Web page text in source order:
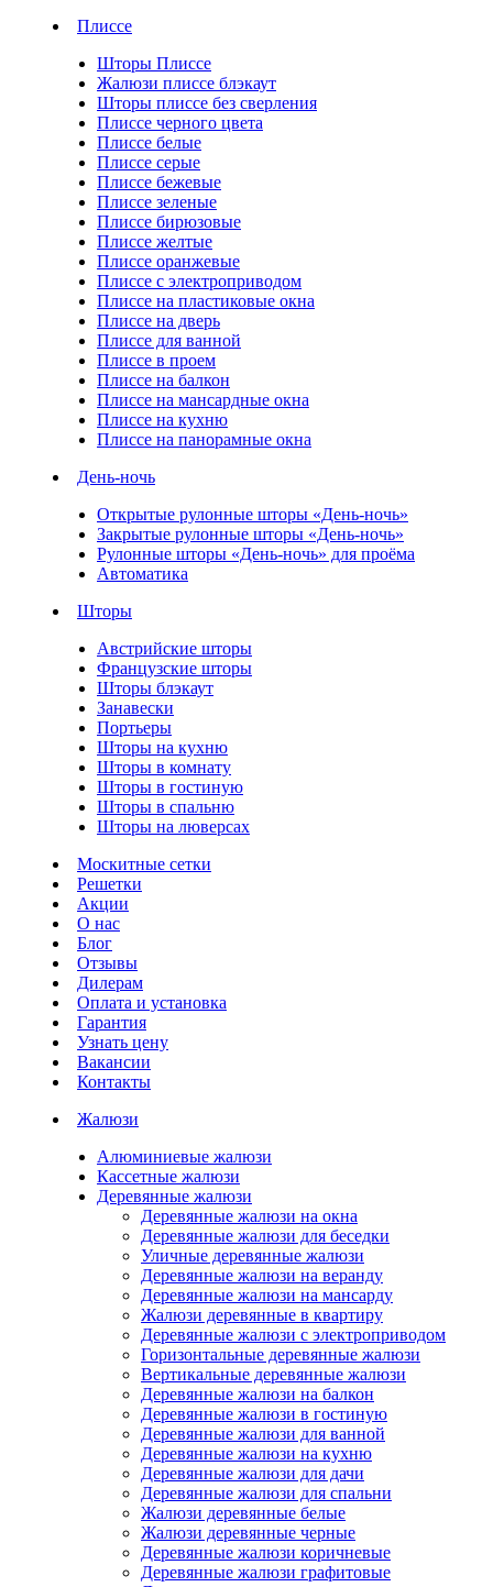
Плиссе
Шторы Плиссе
Жалюзи плиссе блэкаут
Шторы плиссе без сверления
Плиссе черного цвета
Плиссе белые
Плиссе серые
Плиссе бежевые
Плиссе зеленые
Плиссе бирюзовые
Плиссе желтые
Плиссе оранжевые
Плиссе с электроприводом
Плиссе на пластиковые окна
Плиссе на дверь
Плиссе для ванной
Плиссе в проем
Плиссе на балкон
Плиссе на мансардные окна
Плиссе на кухню
Плиссе на панорамные окна
День-ночь
Открытые рулонные шторы «День-ночь»
Закрытые рулонные шторы «День-ночь»
Рулонные шторы «День-ночь» для проёма
Автоматика
Шторы
Австрийские шторы
Французские шторы
Шторы блэкаут
Занавески
Портьеры
Шторы на кухню
Шторы в комнату
Шторы в гостиную
Шторы в спальню
Шторы на люверсах
Москитные сетки
Решетки
Акции
О нас
Блог
Отзывы
Дилерам
Оплата и установка
Гарантия
Узнать цену
Вакансии
Контакты
Жалюзи
Алюминиевые жалюзи
Кассетные жалюзи
Деревянные жалюзи
Деревянные жалюзи на окна
Деревянные жалюзи для беседки
Уличные деревянные жалюзи
Деревянные жалюзи на веранду
Деревянные жалюзи на мансарду
Жалюзи деревянные в квартиру
Деревянные жалюзи с электроприводом
Горизонтальные деревянные жалюзи
Вертикальные деревянные жалюзи
Деревянные жалюзи на балкон
Деревянные жалюзи в гостиную
Деревянные жалюзи для ванной
Деревянные жалюзи на кухню
Деревянные жалюзи для дачи
Деревянные жалюзи для спальни
Жалюзи деревянные белые
Жалюзи деревянные черные
Деревянные жалюзи коричневые
Деревянные жалюзи графитовые